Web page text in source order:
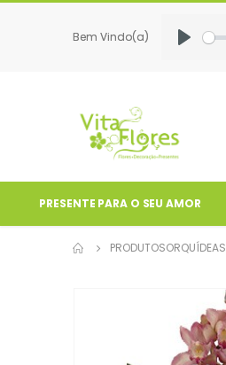
Bem Vindo(a)
PRESENTE PARA O SEU AMOR
PRODUTOSORQUÍDEAS